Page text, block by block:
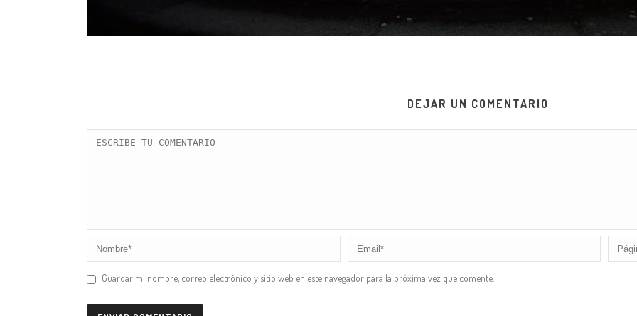
DEJAR UN COMENTARIO
Guardar mi nombre, correo electrónico y sitio web en este navegador para la próxima vez que comente.